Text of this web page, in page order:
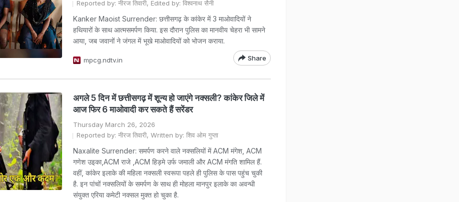
Reported by: नीरज तिवारी, Edited by: विश्वनाथ सैनी
Kanker Maoist Surrender: छत्तीसगढ़ के कांकेर में 3 माओवादियों ने
हथियारों के साथ आत्मसमर्पण किया. इस दौरान पुलिस का मानवीय चेहरा भी सामने
आया, जब जवानों ने जंगल में भूखे माओवादियों को भोजन कराया.
mpcg.ndtv.in Share
अगले 5 दिन में छत्तीसगढ़ में शून्य हो जाएंगे नक्सली? कांकेर जिले में
आज फिर 6 माओवादी कर सकते हैं सरेंडर
Thursday March 26, 2026
Reported by: नीरज तिवारी, Written by: शिव ओम गुप्ता
Naxalite Surrender: समर्पण करने वाले नक्सलियों में ACM मंगेश, ACM
गणेश उइका,ACM राजे ,ACM हिड़मे उर्फ जमाली और ACM मंगति शामिल हैं.
वहीं, कांकेर इलाके की महिला नक्सली स्वरूपा पहले ही पुलिस के पास पहुंच चुकी
है. इन पांचों नक्सलियों के समर्पण के साथ ही मोहला मानपुर इलाके का अवन्धी
संयुक्त एरिया कमेटी नक्सल मुक्त हो चुका है.